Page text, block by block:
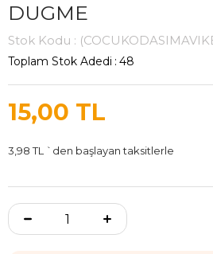
DUGME
Stok Kodu
Toplam Stok Adedi : 48
15,00 TL
3,98 TL `den başlayan taksitlerle